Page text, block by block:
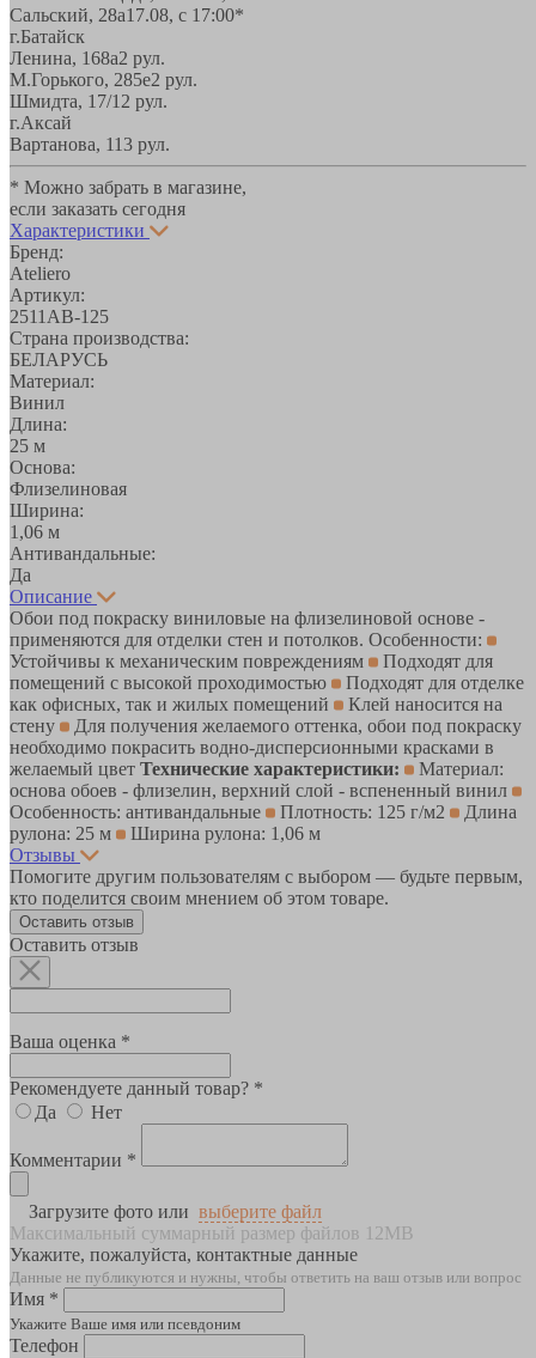
Сальский, 28a17.08, с 17:00*
г.Батайск
Ленина, 168а2 рул.
М.Горького, 285е2 рул.
Шмидта, 17/1 2 рул.
г.Аксай
Вартанова, 113 рул.
* Можно забрать в магазине,
если заказать сегодня
Характеристики
Бренд:
Ateliero
Артикул:
2511АВ-125
Страна производства:
БЕЛАРУСЬ
Материал:
Винил
Длина:
25 м
Основа:
Флизелиновая
Ширина:
1,06 м
Антивандальные:
Да
Описание
Обои под покраску виниловые на флизелиновой основе -
применяются для отделки стен и потолков. Особенности:
Устойчивы к механическим повреждениям
Подходят для
помещений с высокой проходимостью
Подходят для отделке
как офисных, так и жилых помещений
Клей наносится на
стену
Для получения желаемого оттенка, обои под покраску
необходимо покрасить водно-дисперсионными красками в
желаемый цвет Технические характеристики:
Материал:
основа обоев - флизелин, верхний слой - вспененный винил
Особенность: антивандальные
Плотность: 125 г/м2
Длина
рулона: 25 м
Ширина рулона: 1,06 м
Отзывы
Помогите другим пользователям с выбором — будьте первым,
кто поделится своим мнением об этом товаре.
Оставить отзыв
Оставить отзыв
Ваша оценка *
Рекомендуете данный товар? *
Да
Нет
Комментарии *
Загрузите фото или выберите файл
Максимальный суммарный размер файлов 12MB
Укажите, пожалуйста, контактные данные
Данные не публикуются и нужны, чтобы ответить на ваш отзыв или вопрос
Имя *
Укажите Ваше имя или псевдоним
Телефон